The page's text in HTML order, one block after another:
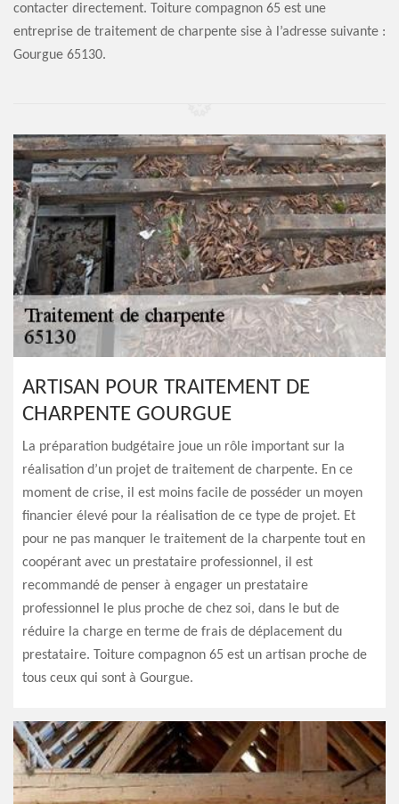
contacter directement. Toiture compagnon 65 est une
entreprise de traitement de charpente sise à l’adresse suivante :
Gourgue 65130.
ARTISAN POUR TRAITEMENT DE
CHARPENTE GOURGUE
La préparation budgétaire joue un rôle important sur la
réalisation d’un projet de traitement de charpente. En ce
moment de crise, il est moins facile de posséder un moyen
financier élevé pour la réalisation de ce type de projet. Et
pour ne pas manquer le traitement de la charpente tout en
coopérant avec un prestataire professionnel, il est
recommandé de penser à engager un prestataire
professionnel le plus proche de chez soi, dans le but de
réduire la charge en terme de frais de déplacement du
prestataire. Toiture compagnon 65 est un artisan proche de
tous ceux qui sont à Gourgue.